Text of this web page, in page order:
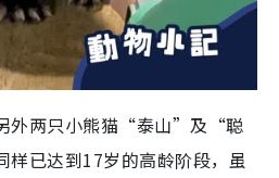
外两只小熊猫“泰山”及“聪
已达到17岁的高龄阶段，虽